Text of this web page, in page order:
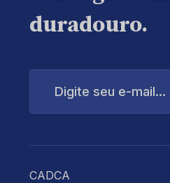
duradouro.
Digite
CADCA